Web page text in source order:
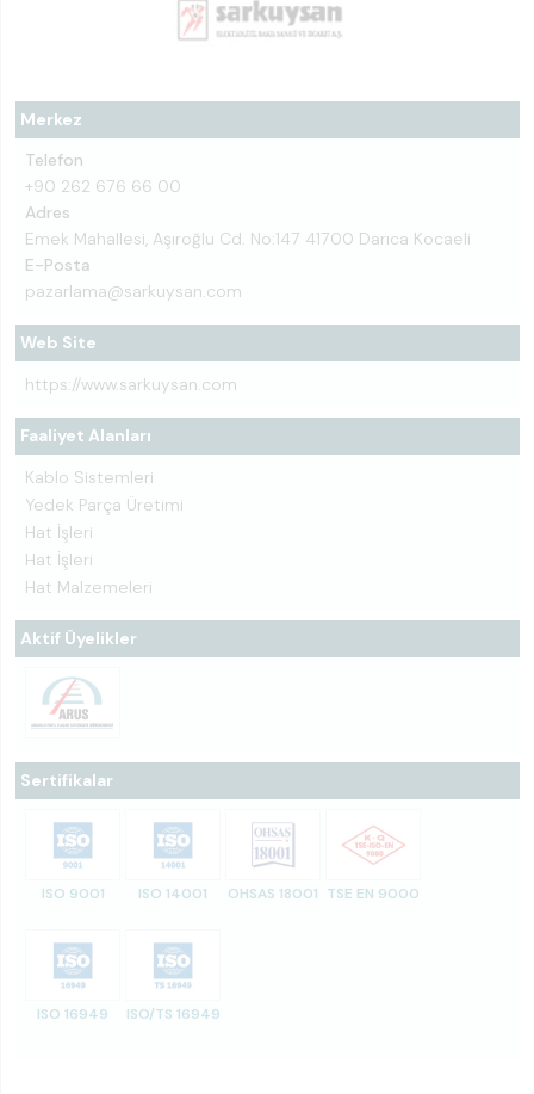
Merkez
Telefon
+90 262 676 66 00
Adres
Emek Mahallesi, Aşıroğlu Cd. No:147 41700 Darıca Kocaeli
E-Posta
pazarlama@sarkuysan.com
Web Site
https://www.sarkuysan.com
Faaliyet Alanları
Kablo Sistemleri
Yedek Parça Üretimi
Hat İşleri
Hat İşleri
Hat Malzemeleri
Aktif Üyelikler
Sertifikalar
ISO 9001 ISO 14001 OHSAS 18001 TSE EN 9000
ISO 16949 ISO/TS 16949